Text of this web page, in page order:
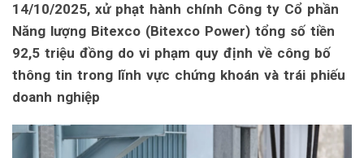
14/10/2025, xử phạt hành chính Công ty Cổ phần
Năng lượng Bitexco (Bitexco Power) tổng số tiền
92,5 triệu đồng do vi phạm quy định về công bố
thông tin trong lĩnh vực chứng khoán và trái phiếu
doanh nghiệp